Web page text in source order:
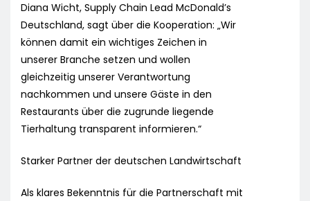
Diana Wicht, Supply Chain Lead McDonald’s
Deutschland, sagt über die Kooperation: „Wir
können damit ein wichtiges Zeichen in
unserer Branche setzen und wollen
gleichzeitig unserer Verantwortung
nachkommen und unsere Gäste in den
Restaurants über die zugrunde liegende
Tierhaltung transparent informieren.“
Starker Partner der deutschen Landwirtschaft
Als klares Bekenntnis für die Partnerschaft mit